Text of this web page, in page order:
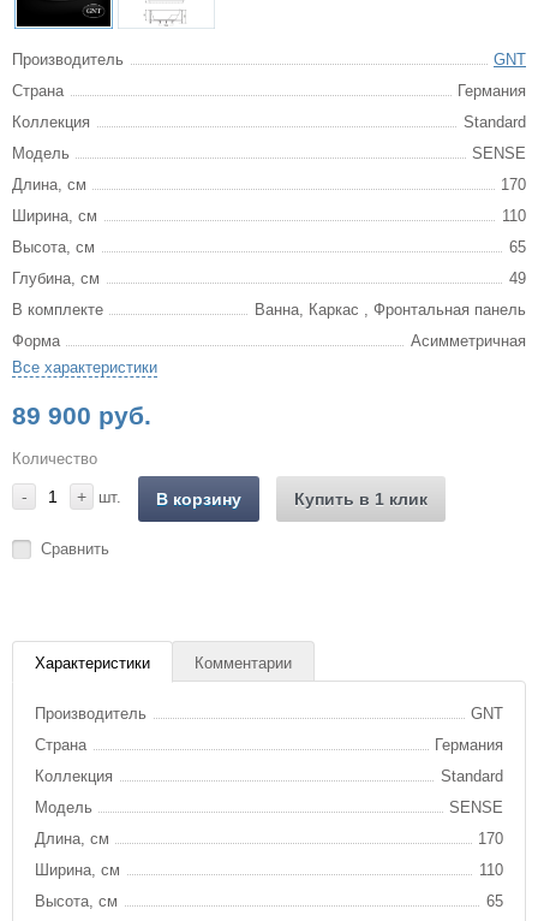
Производитель
GNT
Страна
Германия
Коллекция
Standard
Модель
SENSE
Длина, см
170
Ширина, см
110
Высота, см
65
Глубина, см
49
В комплекте
Ванна, Каркас , Фронтальная панель
Форма
Асимметричная
Все характеристики
89 900 руб.
Количество
- + шт. В корзину Купить в 1 клик
Сравнить
Характеристики Комментарии
Производитель
GNT
Страна
Германия
Коллекция
Standard
Модель
SENSE
Длина, см
170
Ширина, см
110
Высота, см
65